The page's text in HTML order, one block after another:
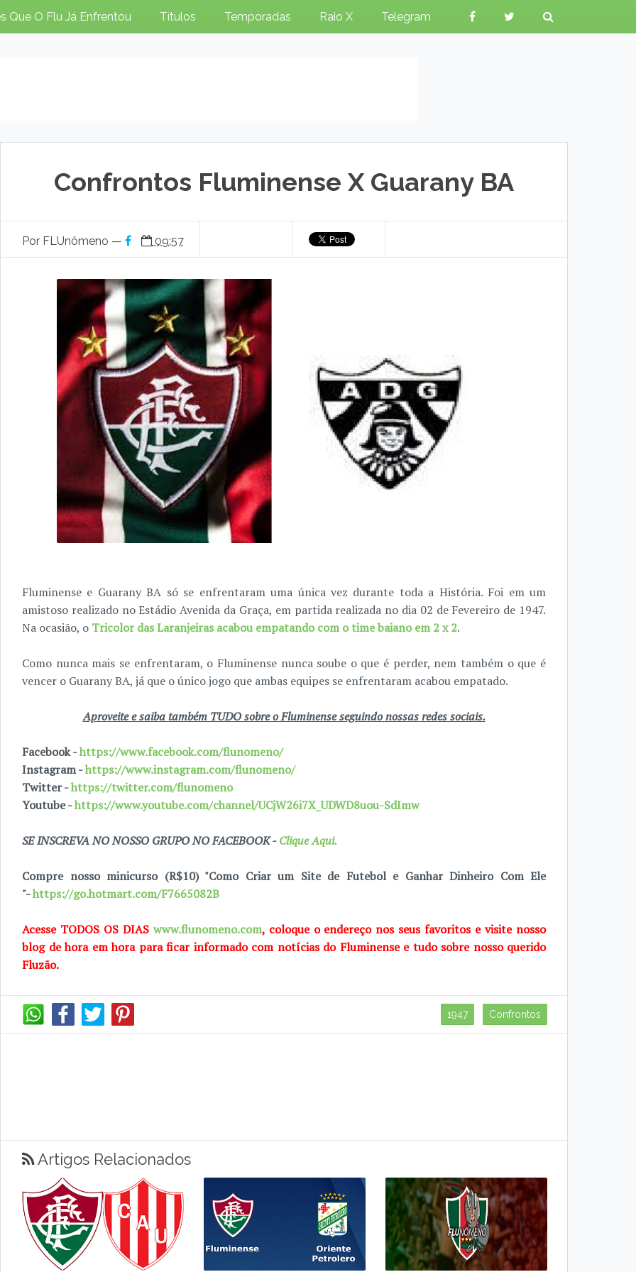
Que O Flu Já Enfrentou Títulos Temporadas Raio X Telegram
Confrontos Fluminense X Guarany BA
Por FLUnômeno — 09:57
Fluminense e Guarany BA só se enfrentaram uma única vez durante toda a História. Foi em um
amistoso realizado no Estádio Avenida da Graça, em partida realizada no dia 02 de Fevereiro de 1947.
Na ocasião, o Tricolor das Laranjeiras acabou empatando com o time baiano em 2 x 2.
Como nunca mais se enfrentaram, o Fluminense nunca soube o que é perder, nem também o que é
vencer o Guarany BA, já que o único jogo que ambas equipes se enfrentaram acabou empatado.
Aproveite e saiba também TUDO sobre o Fluminense seguindo nossas redes sociais.
Facebook -https://www.facebook.com/flunomeno/
Instagram -https://www.instagram.com/flunomeno/
Twitter -https://twitter.com/flunomeno
Youtube -https://www.youtube.com/channel/UCjW26i7X_UDWD8uou-SdImw
SE INSCREVA NO NOSSO GRUPO NO FACEBOOK -Clique Aqui.
Compre nosso minicurso (R$10) "Como Criar um Site de Futebol e Ganhar Dinheiro Com Ele
"-https://go.hotmart.com/F7665082B
Acesse TODOS OS DIAS www.flunomeno.com, coloque o endereço nos seus favoritos e visite nosso
blog de hora em hora para ficar informado com notícias do Fluminense e tudo sobre nosso querido
Fluzão.
1947 Confrontos
Artigos Relacionados